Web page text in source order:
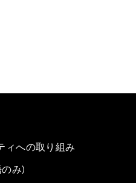
ィへの取り組み
み)